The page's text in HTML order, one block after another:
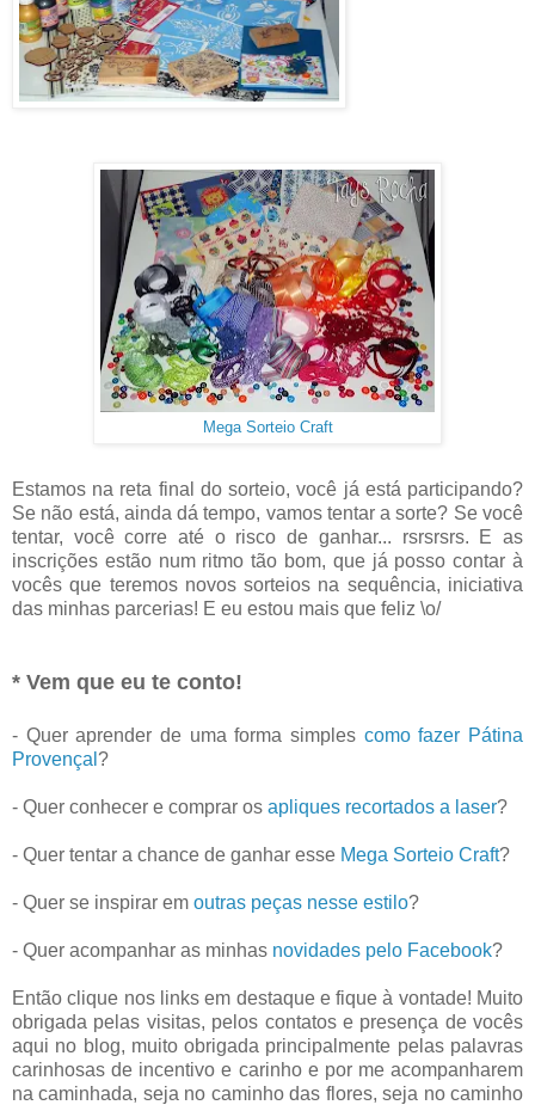
Mega Sorteio Craft
Estamos na reta final do sorteio, você já está participando?
Se não está, ainda dá tempo, vamos tentar a sorte? Se você
tentar, você corre até o risco de ganhar... rsrsrsrs. E as
inscrições estão num ritmo tão bom, que já posso contar à
vocês que teremos novos sorteios na sequência, iniciativa
das minhas parcerias! E eu estou mais que feliz \o/
* Vem que eu te conto!
- Quer aprender de uma forma simples como fazer Pátina
Provençal ?
- Quer conhecer e comprar os apliques recortados a laser?
- Quer tentar a chance de ganhar esse Mega Sorteio Craft?
- Quer se inspirar em outras peças nesse estilo?
- Quer acompanhar as minhas novidades pelo Facebook?
Então clique nos links em destaque e fique à vontade! Muito
obrigada pelas visitas, pelos contatos e presença de vocês
aqui no blog, muito obrigada principalmente pelas palavras
carinhosas de incentivo e carinho e por me acompanharem
na caminhada, seja no caminho das flores, seja no caminho